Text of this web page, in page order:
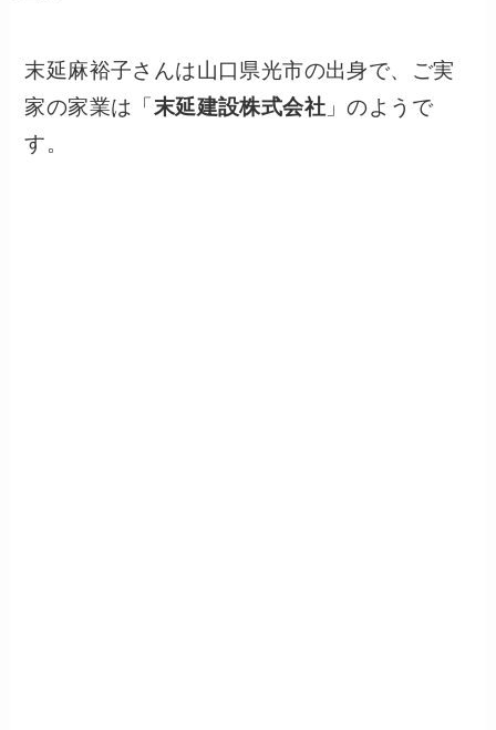
末延麻裕子さんは山口県光市の出身で、ご実
家の家業は「 末延建設株式会社 」のようで
す。